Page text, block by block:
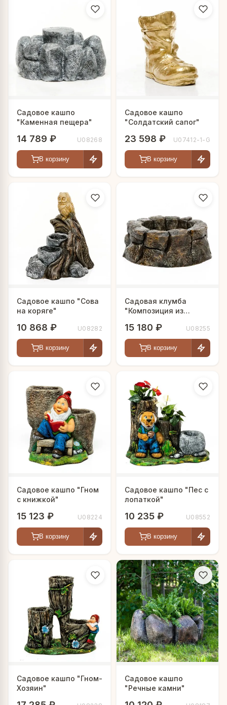
Садовое кашпо
"Каменная пещера"
14 789 ₽ U08268
В корзину
Садовое кашпо
"Солдатский сапог"
23 598 ₽ U07412-1-G
В корзину
Садовое кашпо "Сова
на коряге"
10 868 ₽ U08282
В корзину
Садовая клумба
"Композиция из
15 180 ₽ U08255
В корзину
Садовое кашпо "Гном
с книжкой"
15 123 ₽ U08224
В корзину
Садовое кашпо "Пес с
лопаткой"
10 235 ₽ U08552
В корзину
Садовое кашпо "Гном-
Хозяин"
Садовое кашпо
"Речные камни"